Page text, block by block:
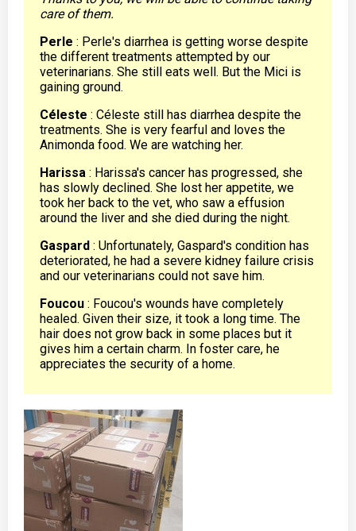
care of them.
Perle : Perle's diarrhea is getting worse despite
the different treatments attempted by our
veterinarians. She still eats well. But the Mici is
gaining ground.
Céleste : Céleste still has diarrhea despite the
treatments. She is very fearful and loves the
Animonda food. We are watching her.
Harissa : Harissa's cancer has progressed, she
has slowly declined. She lost her appetite, we
took her back to the vet, who saw a effusion
around the liver and she died during the night.
Gaspard : Unfortunately, Gaspard's condition has
deteriorated, he had a severe kidney failure crisis
and our veterinarians could not save him.
Foucou : Foucou's wounds have completely
healed. Given their size, it took a long time. The
hair does not grow back in some places but it
gives him a certain charm. In foster care, he
appreciates the security of a home.